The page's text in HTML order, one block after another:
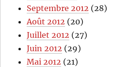
Septembre 2012 (28)
Août 2012 (20)
Juillet 2012 (27)
Juin 2012 (29)
Mai 2012 (21)